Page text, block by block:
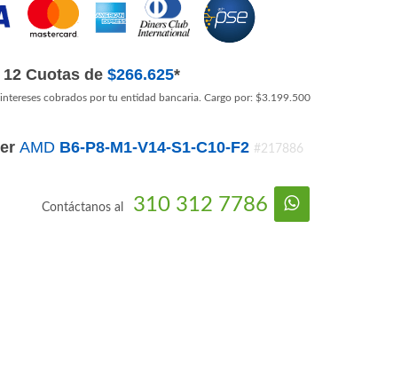
12 Cuotas de$266.625*
cobrados por tu entidad bancaria. Cargo por: $3.199.500
AMD B6-P8-M1-V14-S1-C10-F2 #217886
Contáctanos al 310 312 7786